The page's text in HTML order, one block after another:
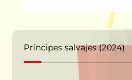
Príncipes salvajes (2024)